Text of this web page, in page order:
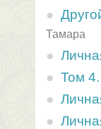
Тамара
Том